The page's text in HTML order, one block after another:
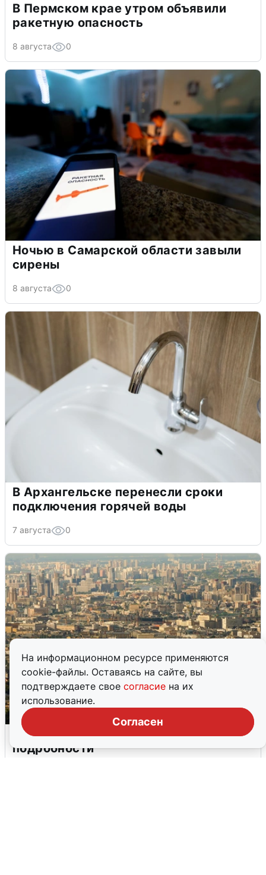
На информационном ресурсе применяются
cookie-файлы. Оставаясь на сайте, вы
подтверждаете свое согласие на их
использование.
Согласен
В Пермском крае утром объявили
ракетную опасность
8 августа 0
Ночью в Самарской области завыли
сирены
8 августа 0
В Архангельске перенесли сроки
подключения горячей воды
7 августа 0
Москвичи услышали грохот в небе:
подробности